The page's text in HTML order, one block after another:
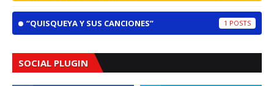
“QUISQUEYA Y SUS CANCIONES” 1
SOCIAL PLUGIN